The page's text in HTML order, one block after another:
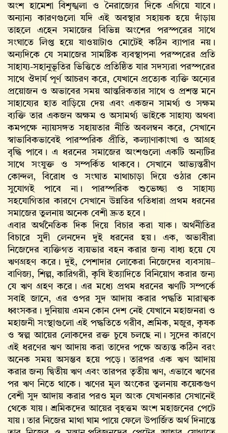
অংশ হামেশা বিশৃঙ্খলা ও নৈরাজ্যের দিকে এগিয়ে যাবে।
অন্যান্য কারণগুলো যদি এই অবস্থার সহায়ক হয়ে দাঁড়ায়
তাহলে এহেন সমাজের বিভিন্ন অংশের পরস্পরের সাথে
সংঘাতে লিপ্ত হয়ে যাওয়াটাও মোটেই কঠিন ব্যাপার নয়।
অন্যদিকে যে সমাজের সামষ্টিক ব্যবস্থাপনা পরস্পরের প্রতি
সাহায্য-সহানুভূতির ভিত্তিতে প্রতিষ্ঠিত যার সদস্যরা পরস্পরের
সাথে ঔদার্য পূর্ণ আচরণ করে, যেখানে প্রত্যেক ব্যক্তি অন্যের
প্রয়োজন ও অভাবের সময় আন্তরিকতার সাথে ও প্রশস্ত মনে
সাহায্যের হাত বাড়িয়ে দেয় এবং একজন সামর্থ্য ও সক্ষম
ব্যক্তি তার একজন অক্ষম ও অসামর্থ্য ভাইকে সাহায্য অথবা
কমপক্ষে ন্যায়সঙ্গত সহায়তার নীতি অবলম্বন করে, সেখানে
স্বাভাবিকভাবেই পারস্পরিক প্রীতি, কল্যাণাকাংখা ও আগ্রহ
বৃদ্ধি পাবে। এ ধরনের সমাজের অংশগুলো একটি অন্যটির
সাথে সংযুক্ত ও সম্পর্কিত থাকবে। সেখানে আভ্যন্তরীণ
কোন্দল, বিরোধ ও সংঘাত মাথাচাড়া দিয়ে ওঠার কোন
সুযোগই পাবে না। পারস্পরিক শুভেচ্ছা ও সাহায্য
সহযোগিতার কারণে সেখানে উন্নতির গতিধারা প্রথম ধরনের
সমাজের তুলনায় অনেক বেশী দ্রুত হবে।
এবার অর্থনৈতিক দিক দিয়ে বিচার করা যাক। অর্থনীতির
বিচারে সুদী লেনদেন দুই ধরনের হয়। এক, অভাবীরা
নিজেদের ব্যক্তিগত ব্যয়ভার বহন করার জন্য বাধ্য হয়ে যে
ঋণগ্রহণ করে। দুই, পেশাদার লোকেরা নিজেদের ব্যবসায়–
বাণিজ্য, শিল্প, কারিগরী, কৃষি ইত্যাদিতে বিনিয়োগ করার জন্য
যে ঋণ গ্রহণ করে। এর মধ্যে প্রথম ধরনের ঋণটি সম্পর্কে
সবাই জানে, এর ওপর সুদ আদায় করার পদ্ধতি মারাত্মক
ধ্বংসকর। দুনিয়ায় এমন কোন দেশ নেই যেখানে মহাজনরা ও
মহাজনী সংস্থাগুলো এই পদ্ধতিতে গরীব, শ্রমিক, মজুর, কৃষক
ও স্বল্প আয়ের লোকদের রক্ত চুষে চলছে না। সুদের কারণে
এই ধরণের ঋণ আদায় করা তাদের পক্ষে অত্যন্ত কঠিন বরং
অনেক সময় অসম্ভব হয়ে পড়ে। তারপর এক ঋণ আদায়
করার জন্য দ্বিতীয় ঋণ এবং তারপর তৃতীয় ঋণ, এভাবে ঋণের
পর ঋণ নিতে থাকে। ঋণের মূল অংকের তুলনায় কয়েকগুণ
বেশী সুদ আদায় করার পরও মূল অংক যেখানকার সেখানেই
থেকে যায়। শ্রমিকদের আয়ের বৃহত্তম অংশ মহাজনের পেটে
যায়। তার নিজের মাথা ঘাম পায়ে ফেলে উপার্জিত অর্থ দিনান্তে